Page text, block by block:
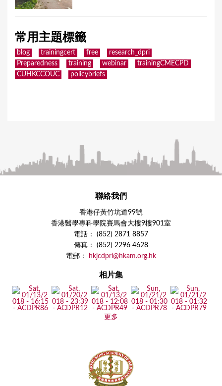
常用主題標籤
blog trainingcert free
research_dpri
Preparedness
training webinar
trainingCMECPD
CUHKCCOUC
policybriefs
聯絡我們
香港仔黃竹坑道99號
香港醫學專科學院賽馬會大樓9樓901室
電話： (852) 2871 8857
傳真： (852) 2296 4628
電郵：
hkjcdpri@hkam.org.hk
相片集
更多